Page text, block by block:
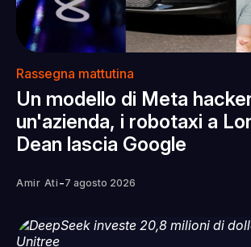
Rassegna mattutina
Un modello di Meta
un'azienda, i robotaxi a
Dean lascia Google
Amir Ati -7 agosto 2026